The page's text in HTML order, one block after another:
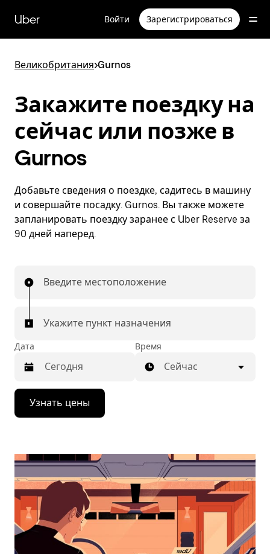
перейти
к
содержимому
Uber Войти Зарегистрироваться
Великобритания>Gurnos
Закажите поездку на
сейчас или позже в
Gurnos
Добавьте сведения о поездке, садитесь в машину
и совершайте посадку. Gurnos. Вы также можете
запланировать поездку заранее с Uber Reserve за
90 дней наперед.
Введите местоположение
Укажите пункт назначения
Дата
Нажмите
стрелку
вниз,
календарю
выбрать
дату.
Чтобы
закрыть
календарь,
нажмите
Esc.
Время
Сейчас
Узнать цены